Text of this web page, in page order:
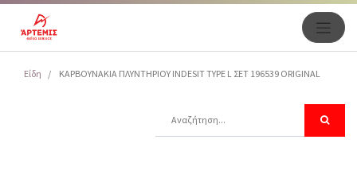
Είδη ΚΑΡΒΟΥΝΑΚΙΑ ΠΛΥΝΤΗΡΙΟΥ INDESIT TYPE L ΣΕΤ 196539 ORIGINAL